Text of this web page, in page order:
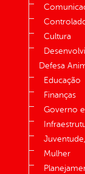
Cultura
Defesa
Educação
Finanças
Governo
Mulher